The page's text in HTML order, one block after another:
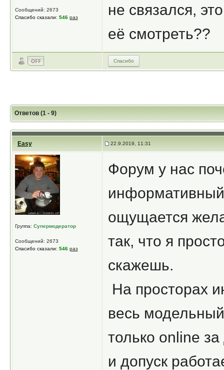
Сообщений: 2673
Спасибо сказали: 546 раз
не связался,
её смотреть??
Спасибо
Ответов (1 - 9)
Easy 22.9.2019, 11:31
Группа: Супермодератор
Сообщений: 2673
Спасибо сказали: 546 раз
Форум у нас
ощущается
так, что я
скажешь.
На просторах
весь
только online
и допуск